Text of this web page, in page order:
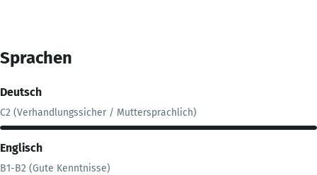
Sprachen
Deutsch
C2 (Verhandlungssicher / Muttersprachlich)
Englisch
B1-B2 (Gute Kenntnisse)